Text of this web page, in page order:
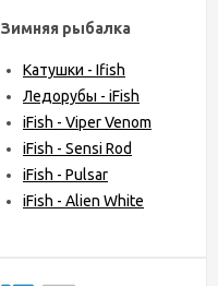
Зимняя рыбалка
Катушки - Ifish
Ледорубы - iFish
iFish - Viper Venom
iFish - Sensi Rod
iFish - Pulsar
iFish - Alien White